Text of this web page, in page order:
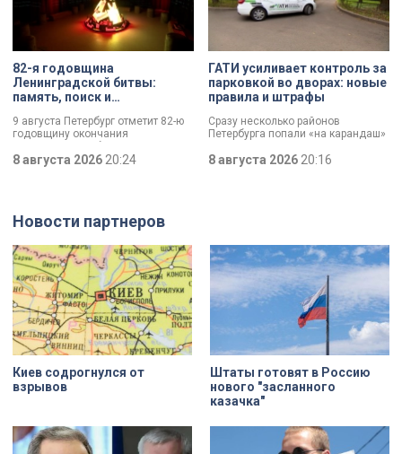
82-я годовщина
Ленинградской битвы:
память, поиск и
9 августа Петербург отметит 82-ю
годовщину окончания
Ленинградской битвы. Это День
воинской славы, который был
официально установлен в апреле
8 августа 2026 20:24
ГАТИ усиливает контроль за
парковкой во дворах: новые
правила и штрафы
Сразу несколько районов
Петербурга попали «на карандаш»
парковкой во дворах. За два
летних месяца только по
8 августа 2026 20:16
Новости партнеров
Киев содрогнулся от
взрывов
Штаты готовят в Россию
нового "засланного
казачка"